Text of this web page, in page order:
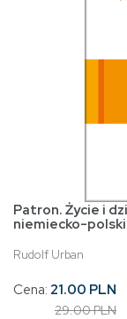
Patron. Życie i
niemiecko-
Rudolf Urban
Cena: 21.00 PLN
29.00 PLN